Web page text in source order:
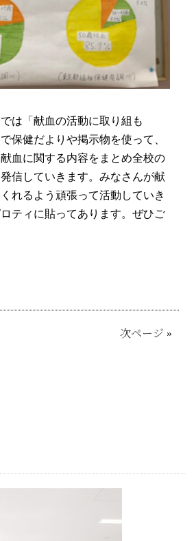
は「献血の活動に取り組も
保健だよりや掲示物を使って、
血に関する内容をまとめ全校の
信していきます。みなさんが献
れるよう頑張って活動していき
ティに貼ってあります。ぜひご
次ページ »